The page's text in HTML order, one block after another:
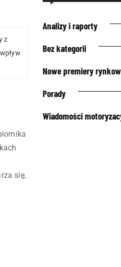
z
się,
Analizy i raporty
Bez kategorii
Nowe premiery
Porady
Wiadomości